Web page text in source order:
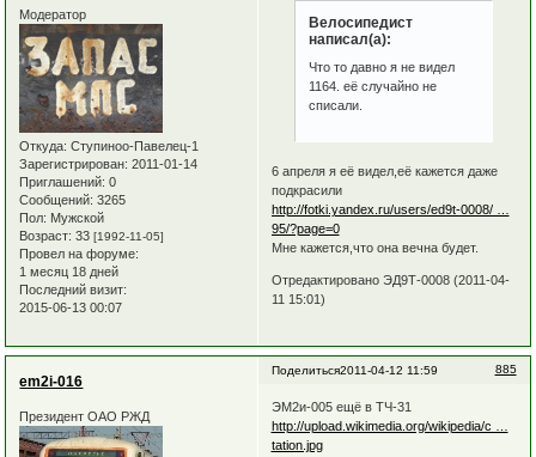
Модератор
Откуда: Ступиноо-Павелец-1
Зарегистрирован: 2011-01-14
Приглашений: 0
Сообщений: 3265
Пол: Мужской
Возраст: 33[1992-11-05]
Провел на форуме:
1 месяц 18 дней
Последний визит:
2015-06-13 00:07
Велосипедист
написал(а):
Что то давно я не видел
1164. её случайно не
списали.
6 апреля я её видел,её кажется даже
подкрасили
http://fotki.yandex.ru/users/ed9t-0008/ …
95/?page=0
Мне кажется,что она вечна будет.
Отредактировано ЭД9Т-0008 (2011-04-
11 15:01)
Поделиться 885
2011-04-12 11:59
em2i-016
Президент ОАО РЖД
ЭМ2и-005 ещё в ТЧ-31
http://upload.wikimedia.org/wikipedia/c …
tation.jpg